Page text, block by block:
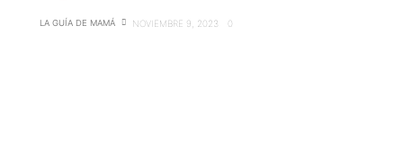
LA GUÍA DE MAMÁ NOVIEMBRE 9, 2023 0